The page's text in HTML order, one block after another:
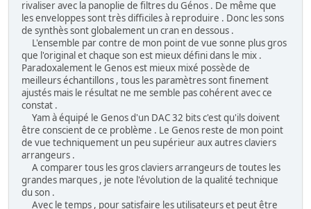
rivaliser avec la panoplie de filtres du Génos . De même que
les enveloppes sont très difficiles à reproduire . Donc les sons
de synthès sont globalement un cran en dessous .
L'ensemble par contre de mon point de vue sonne plus gros
que l'original et chaque son est mieux défini dans le mix .
Paradoxalement le Genos est mieux mixé possède de
meilleurs échantillons , tous les paramètres sont finement
ajustés mais le résultat ne me semble pas cohérent avec ce
constat .
Yam à équipé le Genos d'un DAC 32 bits c'est qu'ils doivent
être conscient de ce problème . Le Genos reste de mon point
de vue techniquement un peu supérieur aux autres claviers
arrangeurs .
A comparer tous les gros claviers arrangeurs de toutes les
grandes marques , je note l'évolution de la qualité technique
du son .
Avec le temps , pour satisfaire les utilisateurs et peut être